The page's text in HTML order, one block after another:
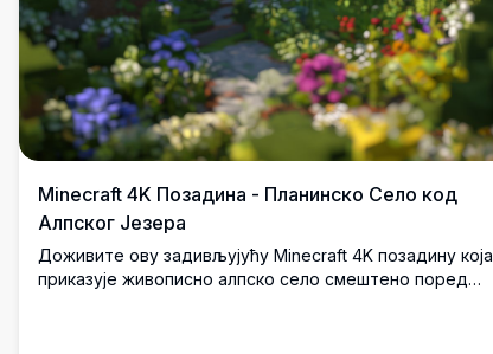
Minecraft 4K Позадина - Планинско Село код
Алпског Језера
Доживите ову задивљујућу Minecraft 4K позадину која
приказује живописно алпско село смештено поред